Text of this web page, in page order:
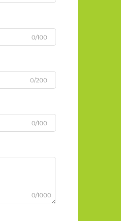
0/100
0/200
0/100
0/1000